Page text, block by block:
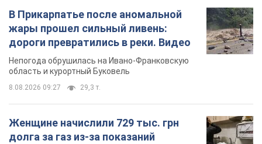
В Прикарпатье после аномальной
жары прошел сильный ливень:
дороги превратились в реки. Видео
Непогода обрушилась на Ивано-Франковскую
область и курортный Буковель
8.08.2026 09:27 29,3 т.
Женщине начислили 729 тыс. грн
долга за газ из-за показаний